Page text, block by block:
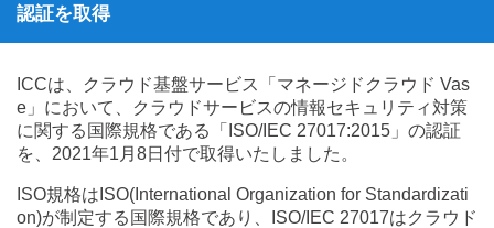
認証を取得
ICCは、クラウド基盤サービス「マネージドクラウド Vas
e」において、クラウドサービスの情報セキュリティ対策
に関する国際規格である「ISO/IEC 27017:2015」の認証
を、2021年1月8日付で取得いたしました。
ISO規格はISO(International Organization for Standardizati
on)が制定する国際規格であり、ISO/IEC 27017はクラウド